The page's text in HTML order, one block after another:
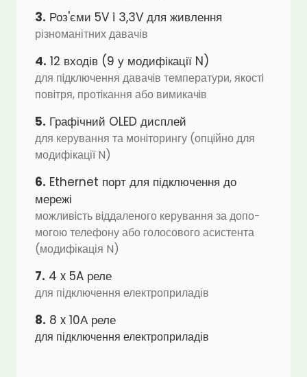
3. Роз'єми 5V i 3,3V для живлення
різноманітних давачів
4. 12 входів (9 у модифікації N)
для пiдключення давачiв температури, якостi
повiтря, протiкання або вимикачiв
5. Графічний OLED дисплей
для керування та монiторингу (опцiйно для
модифікації N)
6. Ethernet порт для підключення до
мережі
можливiсть вiддаленого керування за допо­
могою телефону або голосового асистента
(модифікація N)
7. 4 x 5A реле
для підключення електроприладів
8. 8 x 10А реле
для підключення електроприладів